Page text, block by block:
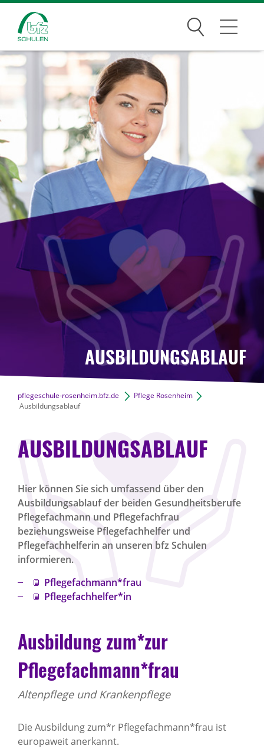
Suchen
Traumberufe
Wer wir sind
Infos
Jobs
Standorte
News Archiv
AUSBILDUNGSABLAUF
pflegeschule-rosenheim.bfz.de
Pflege Rosenheim
Ausbildungsablauf
AUSBILDUNGSABLAUF
Hier können Sie sich umfassend über den
Ausbildungsablauf der beiden Gesundheitsberufe
Pflegefachmann und Pflegefachfrau
beziehungsweise Pflegefachhelfer und
Pflegefachhelferin an unseren bfz Schulen
informieren.
Pflegefachmann*frau
Pflegefachhelfer*in
Ausbildung zum*zur
Pflegefachmann*frau
Altenpflege und Krankenpflege
Die Ausbildung zum*r Pflegefachmann*frau ist
europaweit anerkannt.